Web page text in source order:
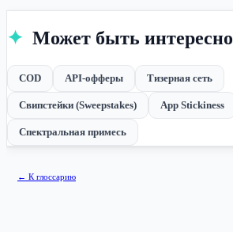
✦ Может быть интересно
COD API-офферы Тизерная сеть
Свипстейки (Sweepstakes) App Stickiness
Спектральная примесь
← К глоссарию